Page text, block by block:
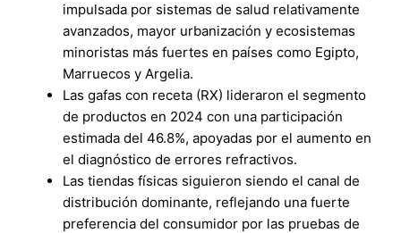
impulsada por sistemas de salud relativamente
avanzados, mayor urbanización y ecosistemas
minoristas más fuertes en países como Egipto,
Marruecos y Argelia.
Las gafas con receta (RX) lideraron el segmento
de productos en 2024 con una participación
estimada del 46.8%, apoyadas por el aumento en
el diagnóstico de errores refractivos.
Las tiendas físicas siguieron siendo el canal de
distribución dominante, reflejando una fuerte
preferencia del consumidor por las pruebas de